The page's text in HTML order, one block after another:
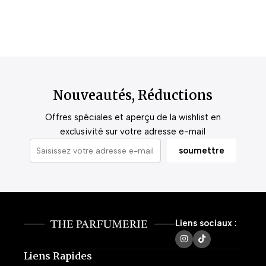
Nouveautés, Réductions
Offres spéciales et aperçu de la wishlist en
exclusivité sur votre adresse e-mail
Liens sociaux :
Liens Rapides